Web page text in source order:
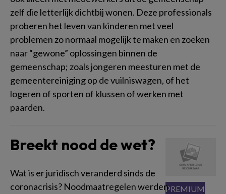
zelf die letterlijk dichtbij wonen. Deze professionals
proberen het leven van kinderen met veel
problemen zo normaal mogelijk te maken en zoeken
naar “gewone” oplossingen binnen de
gemeenschap; zoals jongeren meesturen met de
gemeentereiniging op de vuilniswagen, of het
logeren of sporten of klussen of werken met
paarden.
Breekt nood de wet?
Wat is er juridisch veranderd sinds de
coronacrisis? Noodmaatregelen werden